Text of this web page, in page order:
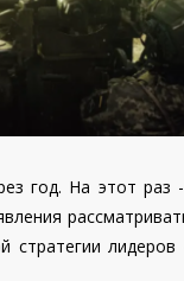
год. На этот раз
стратегии